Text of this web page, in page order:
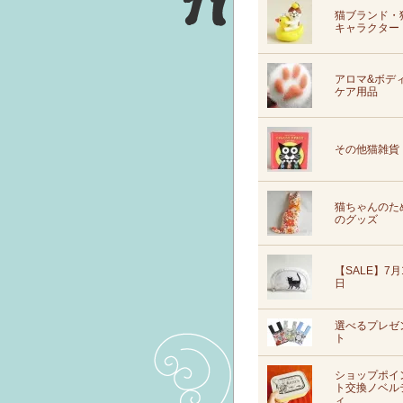
猫ブランド・
キャラクター
アロマ&ボデ
ケア用品
その他猫雑貨
猫ちゃんのた
のグッズ
【SALE】7月
日
選べるプレゼ
ト
ショップポイ
ト交換ノベル
ィ